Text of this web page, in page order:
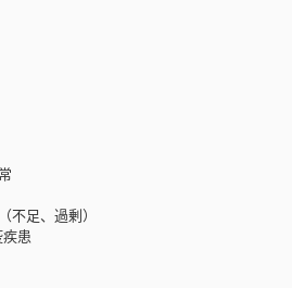
足、過剰）
患